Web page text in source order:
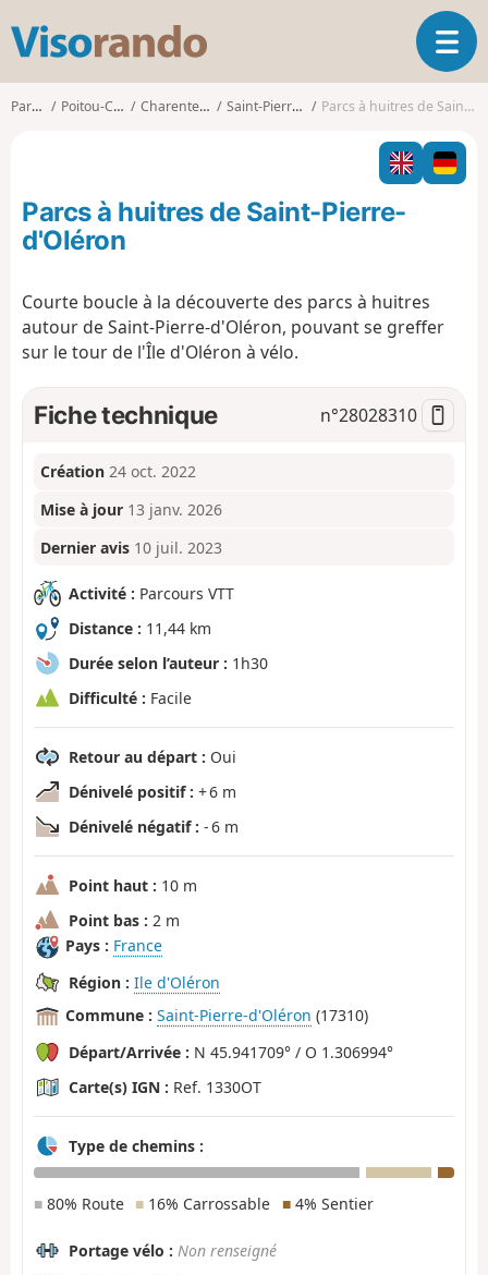
s
o
O
u
i
r
l
i
Parcours Poitou-Charentes Charente-Maritime Saint-Pierre-d'Oléron Parcs à huitres de Saint-Pierre-d'Oléron
Parcs à huitres de Saint-Pierre-
d'Oléron
Courte boucle à la découverte des parcs à huitres
autour de Saint-Pierre-d'Oléron, pouvant se greffer
sur le tour de l'Île d'Oléron à vélo.
Fiche technique n°28028310
Création 24 oct. 2022
Mise à jour 13 janv. 2026
Dernier avis 10 juil. 2023
Activité : Parcours VTT
Distance : 11,44 km
Durée selon l’auteur : 1h30
Difficulté : Facile
Retour au départ : Oui
Dénivelé positif : + 6 m
Dénivelé négatif : - 6 m
Point haut : 10 m
Point bas : 2 m
Pays : France
Région : Ile d'Oléron
Commune : Saint-Pierre-d'Oléron (17310)
Départ/Arrivée : N 45.941709° / O 1.306994°
Carte(s) IGN : Ref. 1330OT
Type de chemins :
■ 80% Route ■ 16% Carrossable ■4% Sentier
Portage vélo : Non renseigné